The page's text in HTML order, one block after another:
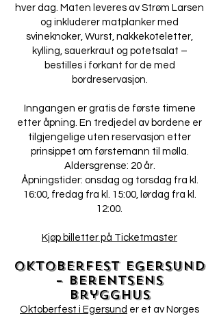
hver dag. Maten leveres av Strøm Larsen
og inkluderer matplanker med
svineknoker, Wurst, nakkekoteletter,
kylling, sauerkraut og potetsalat –
bestilles i forkant for de med
bordreservasjon.
Inngangen er gratis de første timene
etter åpning. En tredjedel av bordene er
tilgjengelige uten reservasjon etter
prinsippet om førstemann til mølla.
Aldersgrense: 20 år.
Åpningstider: onsdag og torsdag fra kl.
16:00, fredag fra kl. 15:00, lørdag fra kl.
12:00.
Kjøp billetter på Ticketmaster
Oktoberfest Egersund
– Berentsens
Brygghus
Oktoberfest i Egersund er et av Norges